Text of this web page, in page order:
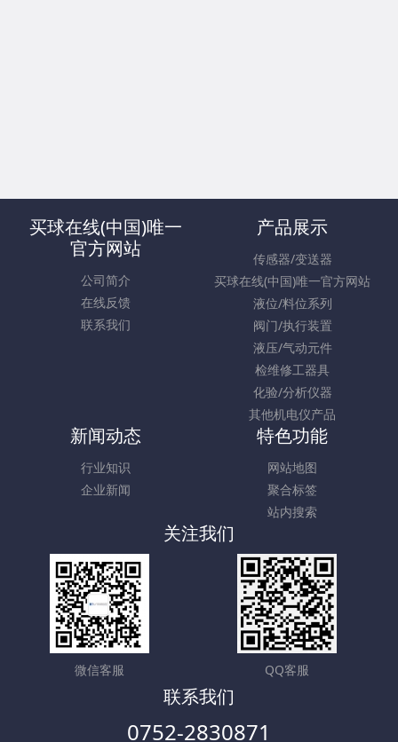
买球在线(中国)唯一
官方网站
公司简介
在线反馈
联系我们
产品展示
传感器/变送器
买球在线(中国)唯一官方网站
液位/料位系列
阀门/执行装置
液压/气动元件
检维修工器具
化验/分析仪器
其他机电仪产品
新闻动态
行业知识
企业新闻
特色功能
网站地图
聚合标签
站内搜索
关注我们
微信客服 QQ客服
联系我们
0752-2830871